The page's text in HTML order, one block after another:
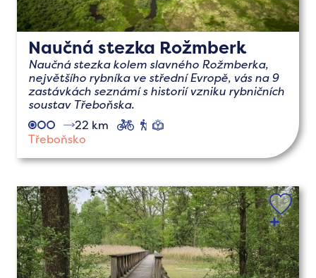
Naučná stezka Rožmberk
Naučná stezka kolem slavného Rožmberka,
největšího rybníka ve střední Evropě, vás na 9
zastávkách seznámí s historií vzniku rybničních
soustav Třeboňska.
22 km
cyklo
pěší
Třeboňsko